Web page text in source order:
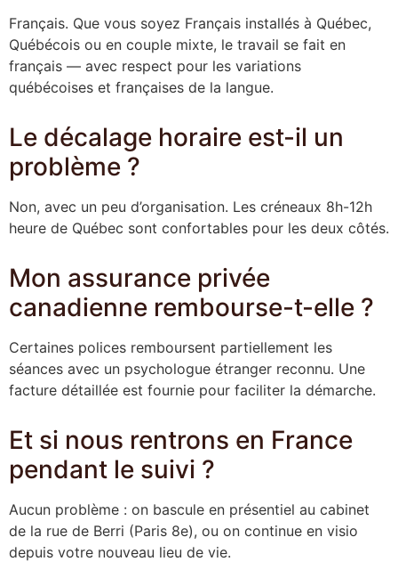
Français. Que vous soyez Français installés à Québec,
Québécois ou en couple mixte, le travail se fait en
français — avec respect pour les variations
québécoises et françaises de la langue.
Le décalage horaire est-il un
problème ?
Non, avec un peu d’organisation. Les créneaux 8h-12h
heure de Québec sont confortables pour les deux côtés.
Mon assurance privée
canadienne rembourse-t-elle ?
Certaines polices remboursent partiellement les
séances avec un psychologue étranger reconnu. Une
facture détaillée est fournie pour faciliter la démarche.
Et si nous rentrons en France
pendant le suivi ?
Aucun problème : on bascule en présentiel au cabinet
de la rue de Berri (Paris 8e), ou on continue en visio
depuis votre nouveau lieu de vie.